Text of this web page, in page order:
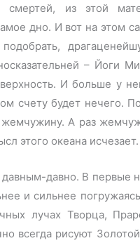
из этой
дно. И вот на этом
– Йоги
И больше у
счету будет нечего.
А раз
этого океана исчезает.
давно. В первые
и сильнее
лучах Творца,
всегда рисуют